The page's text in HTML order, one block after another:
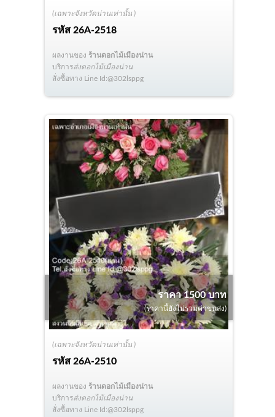
(เฉพาะจังหวัดน่านเท่านั้น )
รหัส 26A-2518
ผลงานของ ร้านดอกไม้เมืองน่าน
บริการส่งดอกไม้เมืองน่าน
สั่งซื้อทาง Line Id:@302lsppg
(เฉพาะจังหวัดน่านเท่านั้น )
รหัส26A-2510
ราคา 1500 บาท
(ราคานี้ยังไม่รวมค่าขนส่ง)
ผลงานของ ร้านดอกไม้เมืองน่าน
บริการส่งดอกไม้เมืองน่าน
สั่งซื้อทาง Line Id:@302lsppg